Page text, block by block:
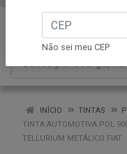
INÍCIO TINTAS
TINTA AUTOMOTIVA POL
TELLURIUM METÁLICO FIAT
Não sei meu CEP